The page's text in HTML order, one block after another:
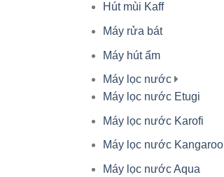
Hút mùi Kaff
Máy rửa bát
Máy hút ẩm
Máy lọc nước
Máy lọc nước Etugi
Máy lọc nước Karofi
Máy lọc nước Kangaroo
Máy lọc nước Aqua